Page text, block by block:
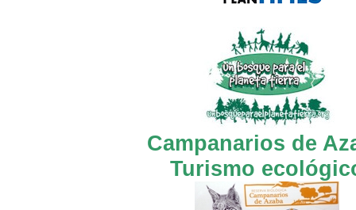
Campanarios de
Turismo